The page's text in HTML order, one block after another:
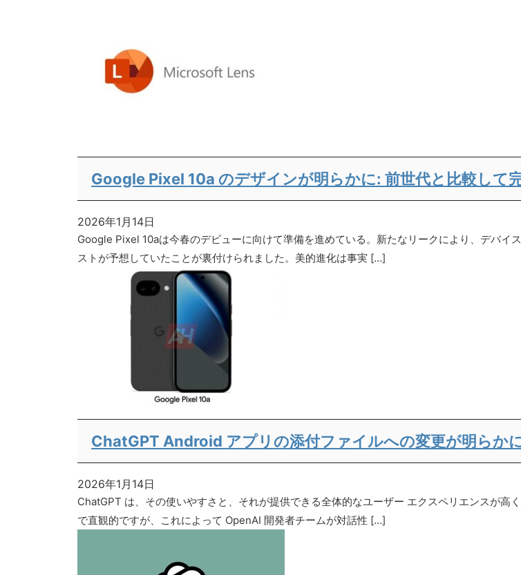
Google Pixel 10a のデザインが明らかに: 前世代と比較して
2026年1月14日
Google Pixel 10aは今春のデビューに向けて準備を進めている。新たなリークにより、デバイ
ストが予想していたことが裏付けられました。美的進化は事実 […]
ChatGPT Android アプリの添付ファイルへの変更が明らか
2026年1月14日
ChatGPT は、その使いやすさと、それが提供できる全体的なユーザー エクスペリエンスが高
で直観的ですが、これによって OpenAI 開発者チームが対話性 […]